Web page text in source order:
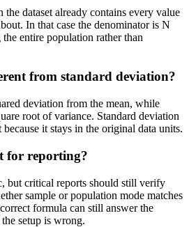
dataset already contains every value
In that case the denominator is N
entire population rather than
from standard deviation?
deviation from the mean, while
root of variance. Standard deviation
it stays in the original data units.
for reporting?
but critical reports should still verify
sample or population mode matches
formula can still answer the
setup is wrong.